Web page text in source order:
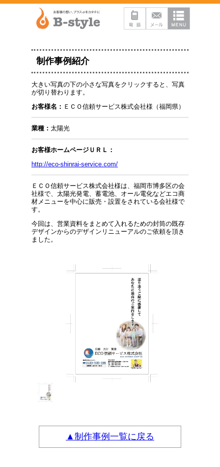
制作事例紹介
大きい写真の下の小さな写真をクリックすると、写真
が切り替わります。
お客様名： ＥＣＯ信頼サービス株式会社様（福岡県）
業種： 太陽光
お客様ホームページＵＲＬ：
http://eco-shinrai-service.com/
ＥＣＯ信頼サービス株式会社様は、福岡市博多区の会
社様で、太陽光発電、蓄電池、オール電化などエコ商
材メニューを中心に販売・設置をされている会社様で
す。
今回は、営業資料をまとめて入れるための封筒の既存
デザインからのデザインリニューアルのご依頼を頂き
ました。
▲制作事例一覧に戻る